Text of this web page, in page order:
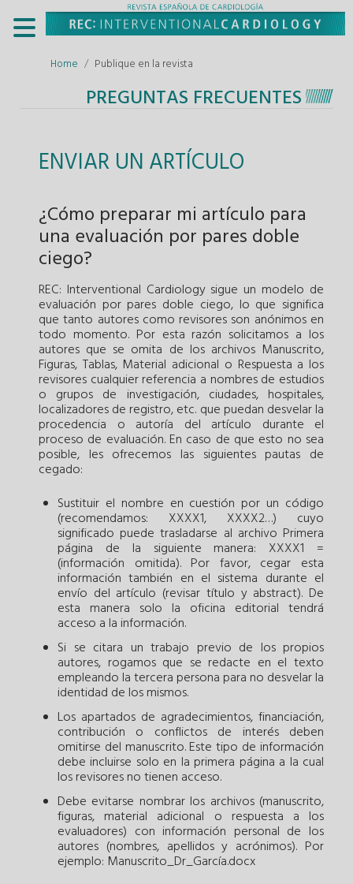
Home Publique en la revista
PREGUNTAS FRECUENTES
ENVIAR UN ARTÍCULO
¿Cómo preparar mi artículo para
una evaluación por pares doble
ciego?
REC: Interventional Cardiology sigue un modelo de
evaluación por pares doble ciego, lo que significa
que tanto autores como revisores son anónimos en
todo momento. Por esta razón solicitamos a los
autores que se omita de los archivos Manuscrito,
Figuras, Tablas, Material adicional o Respuesta a los
revisores cualquier referencia a nombres de estudios
o grupos de investigación, ciudades, hospitales,
localizadores de registro, etc. que puedan desvelar la
procedencia o autoría del artículo durante el
proceso de evaluación. En caso de que esto no sea
posible, les ofrecemos las siguientes pautas de
cegado:
Sustituir el nombre en cuestión por un código
(recomendamos: XXXX1, XXXX2…) cuyo
significado puede trasladarse al archivo Primera
página de la siguiente manera: XXXX1 =
(información omitida). Por favor, cegar esta
información también en el sistema durante el
envío del artículo (revisar título y abstract). De
esta manera solo la oficina editorial tendrá
acceso a la información.
Si se citara un trabajo previo de los propios
autores, rogamos que se redacte en el texto
empleando la tercera persona para no desvelar la
identidad de los mismos.
Los apartados de agradecimientos, financiación,
contribución o conflictos de interés deben
omitirse del manuscrito. Este tipo de información
debe incluirse solo en la primera página a la cual
los revisores no tienen acceso.
Debe evitarse nombrar los archivos (manuscrito,
figuras, material adicional o respuesta a los
evaluadores) con información personal de los
autores (nombres, apellidos y acrónimos). Por
ejemplo: Manuscrito_Dr_García.docx